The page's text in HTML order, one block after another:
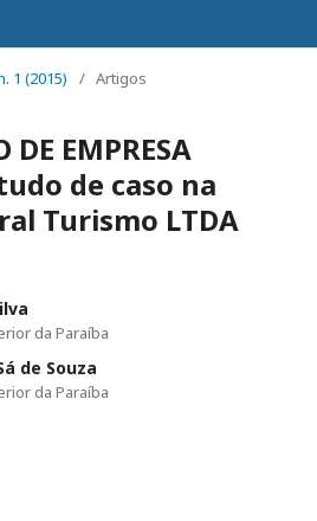
1 (2015) / Artigos
DE EMPRESA
de caso na
Turismo LTDA
da Paraíba
de Souza
da Paraíba